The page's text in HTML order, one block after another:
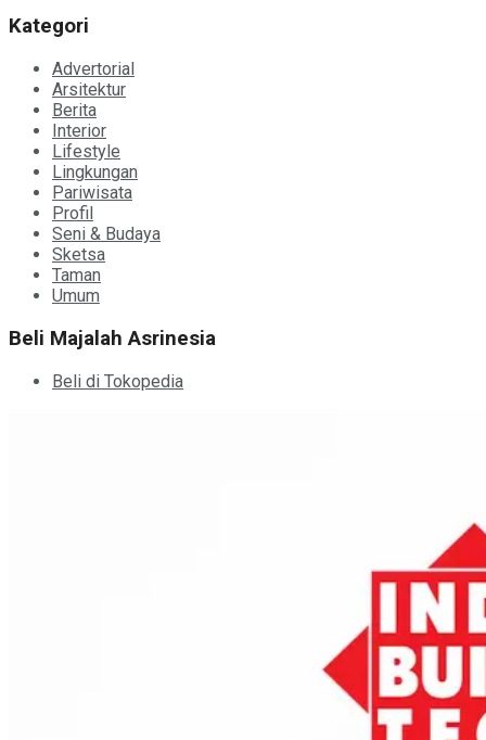
Kategori
Advertorial
Arsitektur
Berita
Interior
Lifestyle
Lingkungan
Pariwisata
Profil
Seni & Budaya
Sketsa
Taman
Umum
Beli Majalah Asrinesia
Beli di Tokopedia